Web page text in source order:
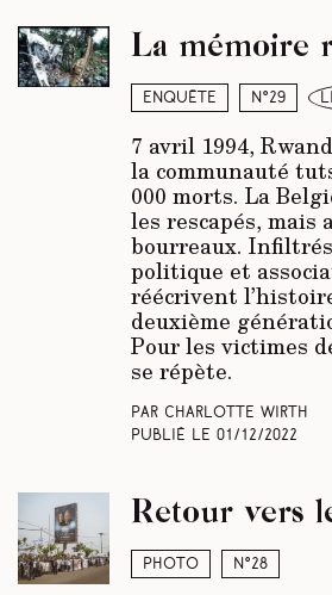
Enquête N°29
La mémoire
7 avril 1994,
la communauté
000 morts. La
les rescapés, mais
bourreaux.
politique et
réécrivent
deuxi­ème
Pour les victimes
se répète.
Par Charlotte Wirth
Publié le 01/12/2022
Photo N°28
Retour vers